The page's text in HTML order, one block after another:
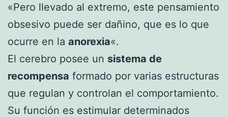
«Pero llevado al extremo, este pensamiento
obsesivo puede ser dañino, que es lo que
ocurre en la anorexia«.
El cerebro posee un sistema de
recompensa formado por varias estructuras
que regulan y controlan el comportamiento.
Su función es estimular determinados